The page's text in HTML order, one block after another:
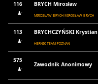
116 BRYCH Mirosław
MIROSŁAW BRYCH MIROSŁAW BRYCH
113 BRYCHCZYŃSKI Krystian
HERNIK TEAM POZNAŃ
575
Zawodnik Anonimowy